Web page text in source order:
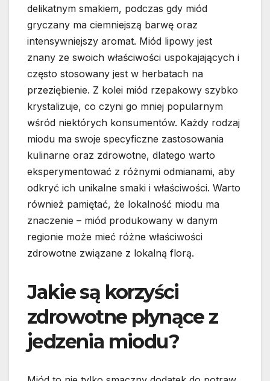
delikatnym smakiem, podczas gdy miód
gryczany ma ciemniejszą barwę oraz
intensywniejszy aromat. Miód lipowy jest
znany ze swoich właściwości uspokajających i
często stosowany jest w herbatach na
przeziębienie. Z kolei miód rzepakowy szybko
krystalizuje, co czyni go mniej popularnym
wśród niektórych konsumentów. Każdy rodzaj
miodu ma swoje specyficzne zastosowania
kulinarne oraz zdrowotne, dlatego warto
eksperymentować z różnymi odmianami, aby
odkryć ich unikalne smaki i właściwości. Warto
również pamiętać, że lokalność miodu ma
znaczenie – miód produkowany w danym
regionie może mieć różne właściwości
zdrowotne związane z lokalną florą.
Jakie są korzyści
zdrowotne płynące z
jedzenia miodu?